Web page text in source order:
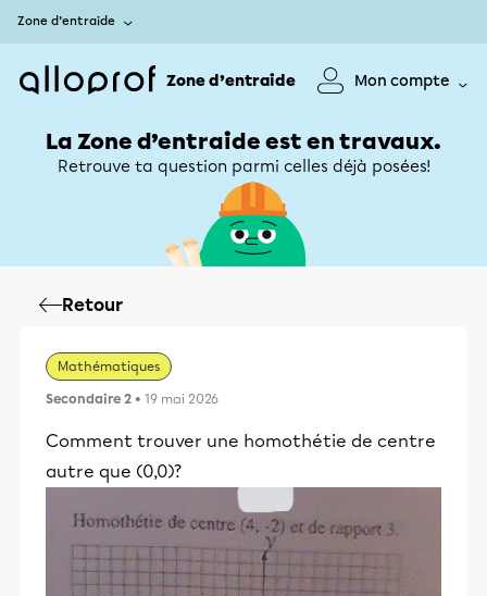
Zone d’entraide
Zone d’entraide Mon compte
La Zone d’entraide est en travaux.
Retrouve ta question parmi celles déjà posées!
Retour
Mathématiques
Secondaire 2 • 19 mai 2026
Comment trouver une homothétie de centre
autre que (0,0)?